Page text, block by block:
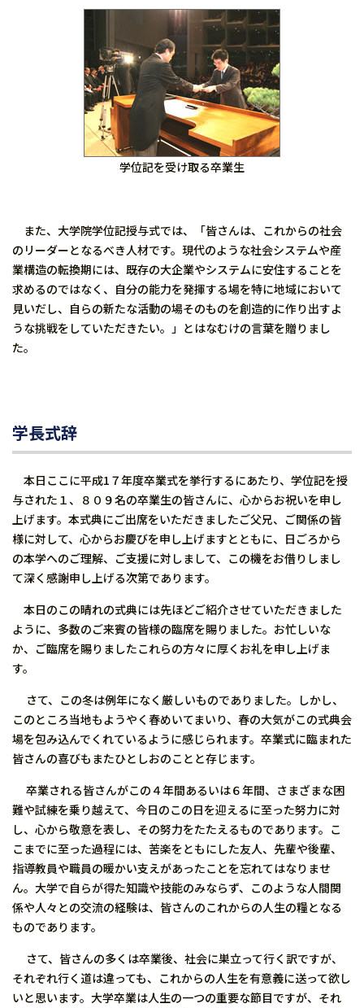
学位記を受け取る卒業生
また、大学院学位記授与式では、「皆さんは、これからの社会
のリーダーとなるべき人材です。現代のような社会システムや産
業構造の転換期には、既存の大企業やシステムに安住することを
求めるのではなく、自分の能力を発揮する場を特に地域において
見いだし、自らの新たな活動の場そのものを創造的に作り出すよ
うな挑戦をしていただきたい。」とはなむけの言葉を贈りまし
た。
学長式辞
本日ここに平成1７年度卒業式を挙行するにあたり、学位記を授
与された１、８０９名の卒業生の皆さんに、心からお祝いを申し
上げます。本式典にご出席をいただきましたご父兄、ご関係の皆
様に対して、心からお慶びを申し上げますとともに、日ごろから
の本学へのご理解、ご支援に対しまして、この機をお借りしまし
て深く感謝申し上げる次第であります。
本日のこの晴れの式典には先ほどご紹介させていただきました
ように、多数のご来賓の皆様の臨席を賜りました。お忙しいな
か、ご臨席を賜りましたこれらの方々に厚くお礼を申し上げま
す。
さて、この冬は例年になく厳しいものでありました。しかし、
このところ当地もようやく春めいてまいり、春の大気がこの式典会
場を包み込んでくれているように感じられます。卒業式に臨まれた
皆さんの喜びもまたひとしおのことと存じます。
卒業される皆さんがこの４年間あるいは６年間、さまざまな困
難や試練を乗り越えて、今日のこの日を迎えるに至った努力に対
し、心から敬意を表し、その努力をたたえるものであります。こ
こまでに至った過程には、苦楽をともにした友人、先輩や後輩、
指導教員や職員の暖かい支えがあったことを忘れてはなりませ
ん。大学で自らが得た知識や技能のみならず、このような人間関
係や人々との交流の経験は、皆さんのこれからの人生の糧となる
ものであります。
さて、皆さんの多くは卒業後、社会に巣立って行く訳ですが、
それぞれ行く道は違っても、これからの人生を有意義に送って欲し
いと思います。大学卒業は人生の一つの重要な節目ですが、それ